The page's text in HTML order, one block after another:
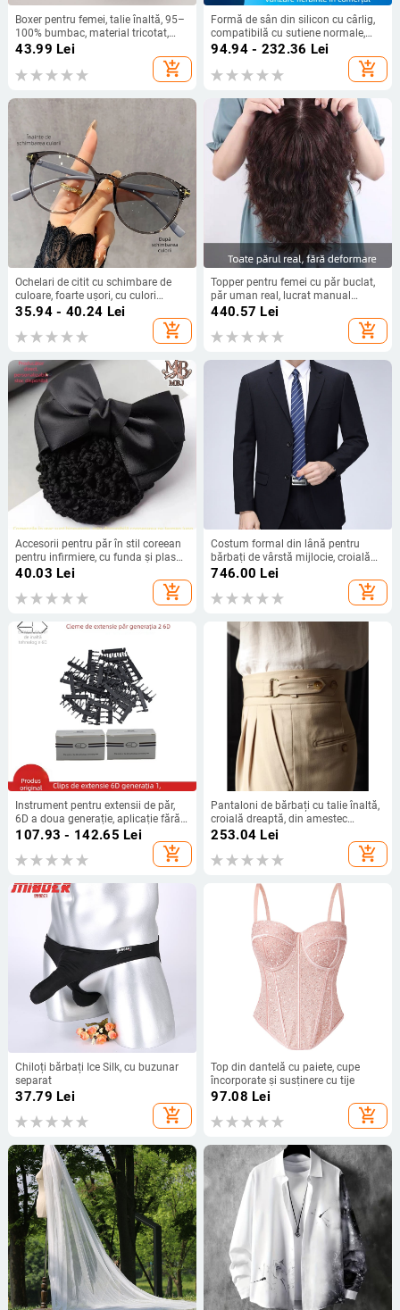
Boxer pentru femei, talie înaltă, 95–
100% bumbac, material tricotat,
căptușeală de bumbac la zona
crosei, strângere abdominală
43.99 Lei
add_shopping_cart
Formă de sân din silicon cu cârlig,
compatibilă cu sutiene normale,
inserție extinsă subraț pentru
94.94 - 232.36 Lei
add_shopping_cart
Ochelari de citit cu schimbare de
culoare, foarte ușori, cu culori
contrastante, stil modern pentru
adulți de vârstă mijlocie și vârstnici,
ramă rotundă retro, protecție
35.94 - 40.24 Lei
add_shopping_cart
Topper pentru femei cu păr buclat,
păr uman real, lucrat manual
complet, volum, model micro-roll
440.57 Lei
add_shopping_cart
Accesorii pentru păr în stil coreean
pentru infirmiere, cu funda și plasă
de păr
40.03 Lei
add_shopping_cart
Costum formal din lână pentru
bărbați de vârstă mijlocie, croială
lejeră, sacou cu nasturi pe un rând,
închidere cu două nasturi, guler de
costum, 65% lână, căptușeală
primăvară-toamnă
746.00 Lei
add_shopping_cart
Instrument pentru extensii de păr,
6D a doua generație, aplicație fără
cusur, model YM
107.93 - 142.65 Lei
add_shopping_cart
Pantaloni de bărbați cu talie înaltă,
croială dreaptă, din amestec
elastan poliester, închidere cu
253.04 Lei
add_shopping_cart
Chiloți bărbați Ice Silk, cu buzunar
separat
37.79 Lei
add_shopping_cart
Top din dantelă cu paiete, cupe
încorporate și susținere cu tije
97.08 Lei
add_shopping_cart